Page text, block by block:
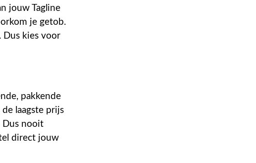
jouw Tagline
je getob.
Dus kies voor
pakkende
de laagste prijs
Dus nooit
direct jouw